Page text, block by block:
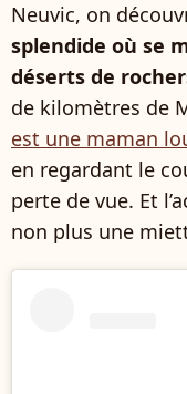
Neuvic, on
splendide où se
déserts de
de kilomètres de
est une maman
en regardant le
perte de vue. Et
non plus une